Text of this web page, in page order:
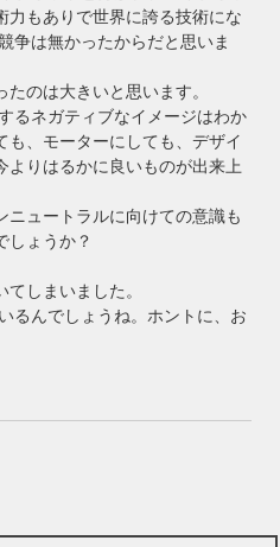
力もありで世界に誇る技術にな
争は無かったからだと思いま
のは大きいと思います。
るネガティブなイメージはわか
も、モーターにしても、デザイ
よりはるかに良いものが出来上
ニュートラルに向けての意識も
しょうか？
しまいました。
るんでしょうね。ホントに、お